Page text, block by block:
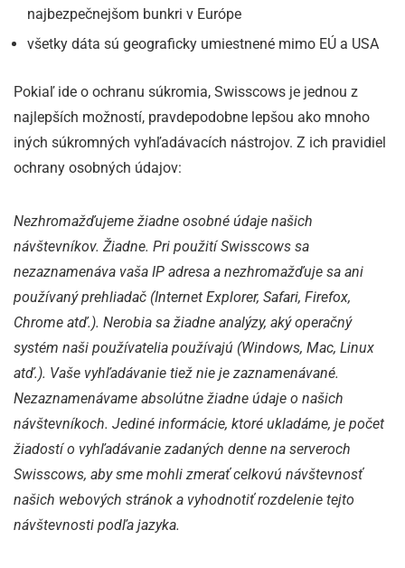
najbezpečnejšom bunkri v Európe
všetky dáta sú geograficky umiestnené mimo EÚ a USA
Pokiaľ ide o ochranu súkromia, Swisscows je jednou z
najlepších možností, pravdepodobne lepšou ako mnoho
iných súkromných vyhľadávacích nástrojov. Z ich pravidiel
ochrany osobných údajov:
Nezhromažďujeme žiadne osobné údaje našich
návštevníkov. Žiadne. Pri použití Swisscows sa
nezaznamenáva vaša IP adresa a nezhromažďuje sa ani
používaný prehliadač (Internet Explorer, Safari, Firefox,
Chrome atď.). Nerobia sa žiadne analýzy, aký operačný
systém naši používatelia používajú (Windows, Mac, Linux
atď.). Vaše vyhľadávanie tiež nie je zaznamenávané.
Nezaznamenávame absolútne žiadne údaje o našich
návštevníkoch. Jediné informácie, ktoré ukladáme, je počet
žiadostí o vyhľadávanie zadaných denne na serveroch
Swisscows, aby sme mohli zmerať celkovú návštevnosť
našich webových stránok a vyhodnotiť rozdelenie tejto
návštevnosti podľa jazyka.